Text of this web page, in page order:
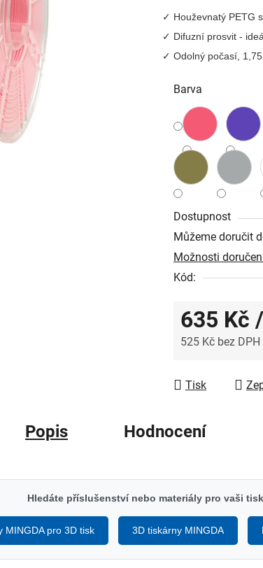
je
0,0
z
hvězdiček.
Houževnatý PETG
Difuzní prosvit -
Odolný počasí,
Barva
Dostupnost
Můžeme doručit
Možnosti
Kód:
635 Kč
525 Kč bez DPH
Tisk
Popis Hodnocení
Hledáte příslušenství nebo materiály pro vaši
MINGDA pro 3D tisk 3D tiskárny MINGDA